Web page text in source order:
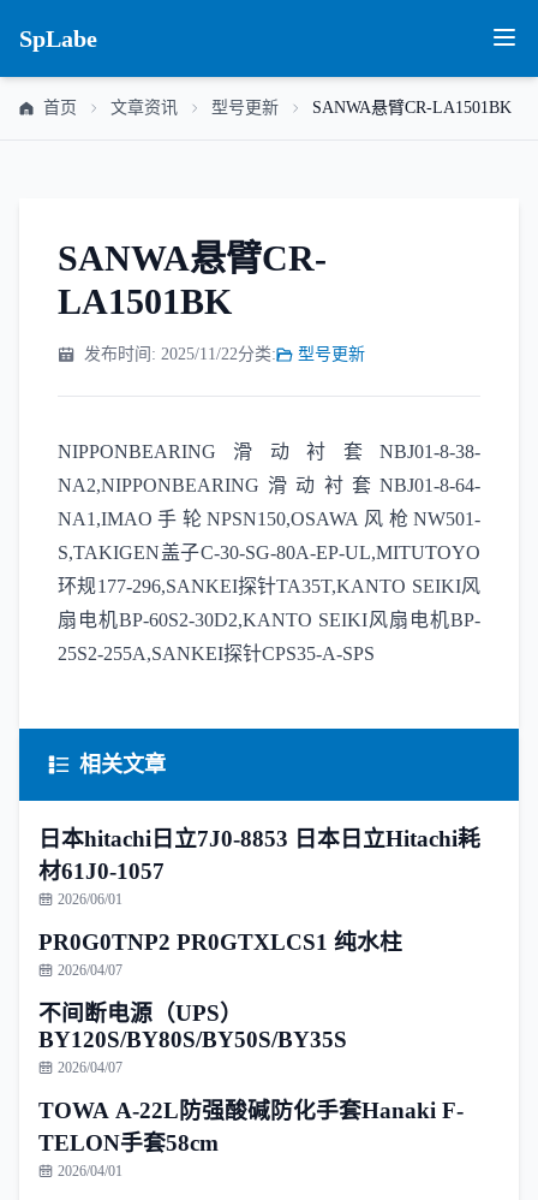
SpLabe
首页 文章资讯 型号更新 SANWA悬臂CR-LA1501BK
SANWA悬臂CR-
LA1501BK
发布时间: 2025/11/22分类: 型号更新
NIPPONBEARING滑动衬套NBJ01-8-38-
NA2,NIPPONBEARING滑动衬套NBJ01-8-64-
NA1,IMAO手轮NPSN150,OSAWA风枪NW501-
S,TAKIGEN盖子C-30-SG-80A-EP-UL,MITUTOYO
环规177-296,SANKEI探针TA35T,KANTO SEIKI风
扇电机BP-60S2-30D2,KANTO SEIKI风扇电机BP-
25S2-255A,SANKEI探针CPS35-A-SPS
相关文章
日本hitachi日立7J0-8853 日本日立Hitachi耗
材61J0-1057
2026/06/01
PR0G0TNP2 PR0GTXLCS1 纯水柱
2026/04/07
不间断电源（UPS）
BY120S/BY80S/BY50S/BY35S
2026/04/07
TOWA A-22L防强酸碱防化手套Hanaki F-
TELON手套58cm
2026/04/01